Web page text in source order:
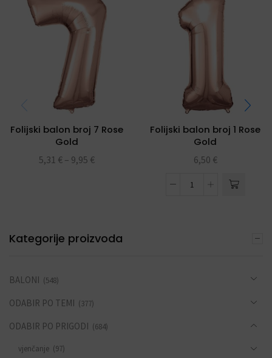
Folijski balon broj 7 Rose
Gold
5,31 € – 9,95 €
Folijski balon broj 1 Rose
Gold
6,50 €
Kategorije proizvoda
BALONI (548)
ODABIR PO TEMI (377)
ODABIR PO PRIGODI (684)
vjenčanje (97)